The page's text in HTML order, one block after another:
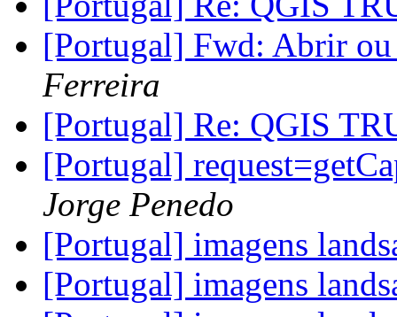
[Portugal] Fwd: Abrir
Ferreira
[Portugal] Re: QGIS
[Portugal]
Jorge Penedo
[Portugal] imagens
[Portugal] imagens